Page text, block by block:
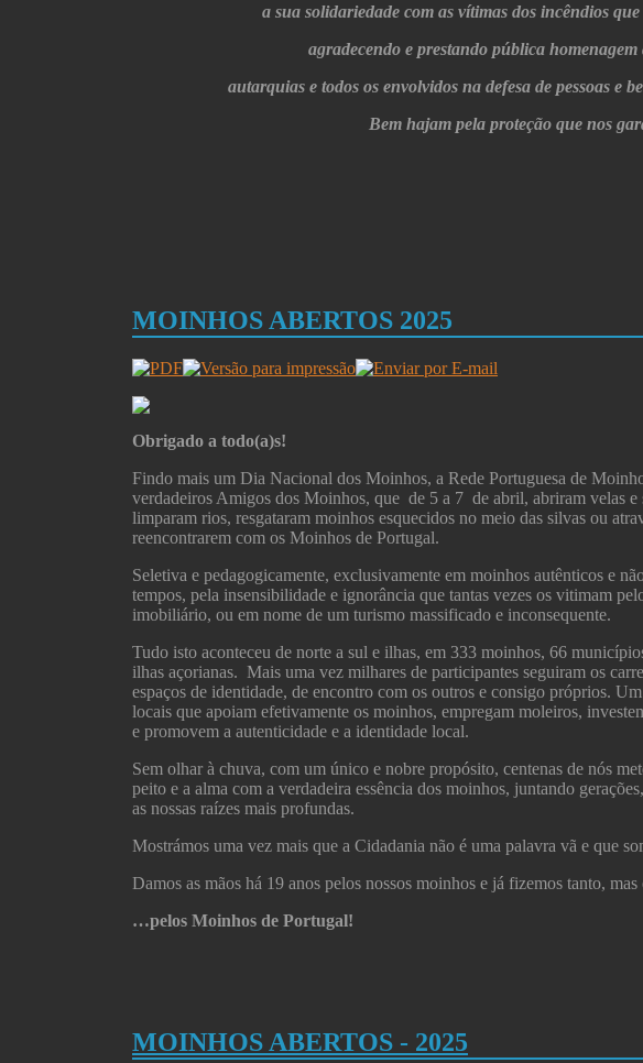
a sua solidariedade com as vítimas dos incêndios
agradecendo e prestando pública homenagem
autarquias e todos os envolvidos na defesa de pessoas e
Bem hajam pela proteção que nos
MOINHOS ABERTOS 2025
Obrigado a todo(a)s!
Findo mais um Dia Nacional dos Moinhos, a Rede Portuguesa de
verdadeiros Amigos dos Moinhos, que de 5 a 7 de abril, abriram velas e
limparam rios, resgataram moinhos esquecidos no meio das silvas ou
reencontrarem com os Moinhos de Portugal.
Seletiva e pedagogicamente, exclusivamente em moinhos autênticos e
tempos, pela insensibilidade e ignorância que tantas vezes os vitimam
imobiliário, ou em nome de um turismo massificado e inconsequente.
Tudo isto aconteceu de norte a sul e ilhas, em 333 moinhos, 66
ilhas açorianas. Mais uma vez milhares de participantes seguiram os
espaços de identidade, de encontro com os outros e consigo próprios.
locais que apoiam efetivamente os moinhos, empregam moleiros,
e promovem a autenticidade e a identidade local.
Sem olhar à chuva, com um único e nobre propósito, centenas de nós
peito e a alma com a verdadeira essência dos moinhos, juntando
as nossas raízes mais profundas.
Mostrámos uma vez mais que a Cidadania não é uma palavra vã e que
Damos as mãos há 19 anos pelos nossos moinhos e já fizemos tanto,
…pelos Moinhos de Portugal!
MOINHOS ABERTOS - 2025